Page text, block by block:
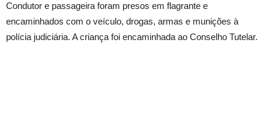
Condutor e passageira foram presos em flagrante e
encaminhados com o veículo, drogas, armas e munições à
polícia judiciária. A criança foi encaminhada ao Conselho Tutelar.